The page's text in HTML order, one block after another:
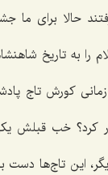
حالا برای ما
را به تاریخ
کورش تاج
کرد؟ خب قبلش
این تاج‌ها دست